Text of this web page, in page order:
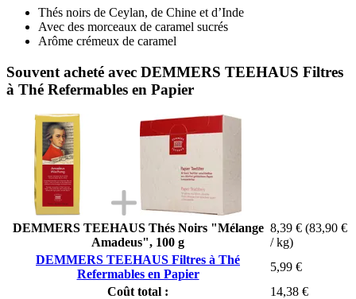
Thés noirs de Ceylan, de Chine et d’Inde
Avec des morceaux de caramel sucrés
Arôme crémeux de caramel
Souvent acheté avec DEMMERS TEEHAUS Filtres
à Thé Refermables en Papier
DEMMERS TEEHAUS Thés Noirs "Mélange
Amadeus", 100 g
8,39 € (83,90 €
/ kg)
DEMMERS TEEHAUS Filtres à Thé
Refermables en Papier
5,99 €
Coût total :
14,38 €